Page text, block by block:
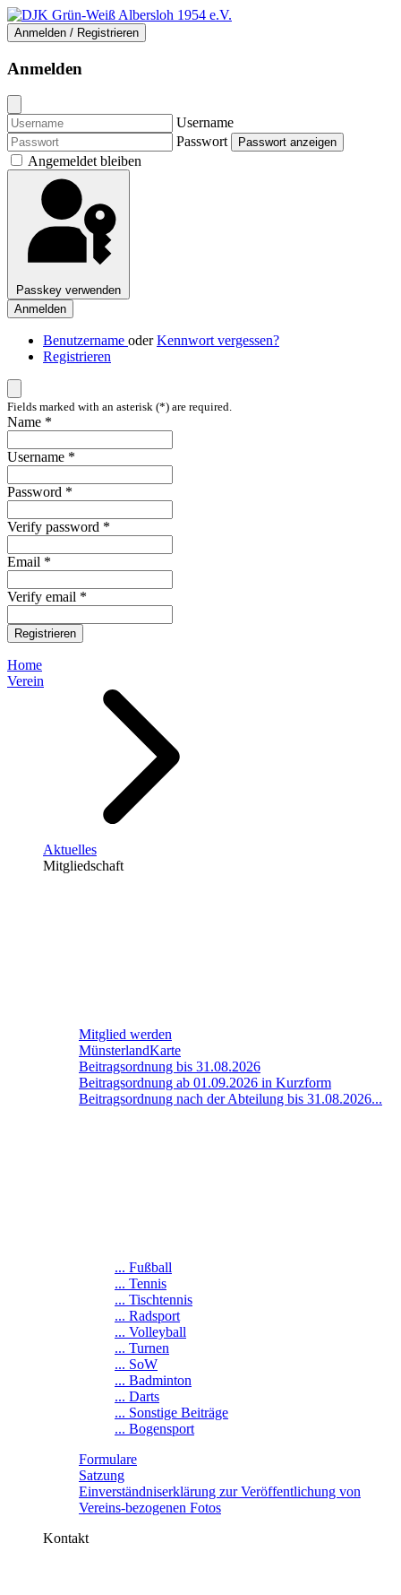
Anmelden / Registrieren
Anmelden
Username
Passwort
Passwort anzeigen
Angemeldet bleiben
Passkey verwenden
Anmelden
Benutzername oderKennwort vergessen?
Registrieren
Fields marked with an asterisk (*) are required.
Name *
Username *
Password *
Verify password *
Email *
Verify email *
Registrieren
Home
Verein
Aktuelles
Mitgliedschaft
Mitglied werden
MünsterlandKarte
Beitragsordnung bis 31.08.2026
Beitragsordnung ab 01.09.2026 in Kurzform
Beitragsordnung nach der Abteilung bis 31.08.2026...
... Fußball
... Tennis
... Tischtennis
... Radsport
... Volleyball
... Turnen
... SoW
... Badminton
... Darts
... Sonstige Beiträge
... Bogensport
Formulare
Satzung
Einverständniserklärung zur Veröffentlichung von
Vereins-bezogenen Fotos
Kontakt